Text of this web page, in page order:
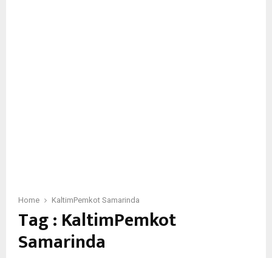
Home KaltimPemkot Samarinda
Tag : KaltimPemkot
Samarinda